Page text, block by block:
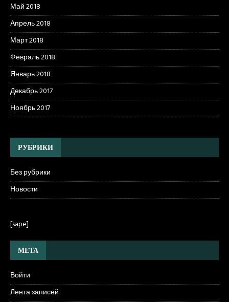
Май 2018
Апрель 2018
Март 2018
Февраль 2018
Январь 2018
Декабрь 2017
Ноябрь 2017
РУБРИКИ
Без рубрики
Новости
[sape]
МЕТА
Войти
Лента записей